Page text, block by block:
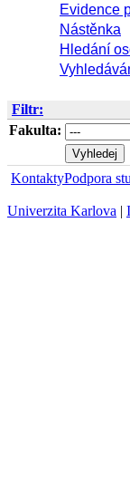
Evidence
Nástěnka
Hledání
Filtr:
Fakulta:
KontaktyPodpora
Univerzita Karlova |